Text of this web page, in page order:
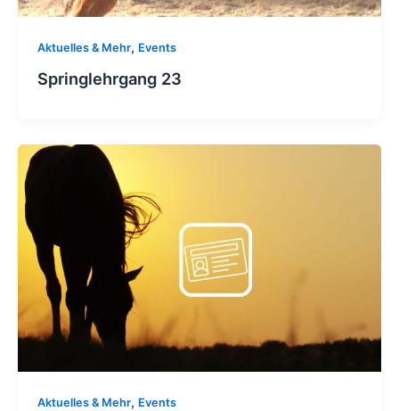
Aktuelles & Mehr, Events
Springlehrgang 23
Aktuelles & Mehr, Events